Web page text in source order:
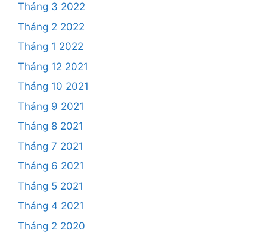
Tháng 3 2022
Tháng 2 2022
Tháng 1 2022
Tháng 12 2021
Tháng 10 2021
Tháng 9 2021
Tháng 8 2021
Tháng 7 2021
Tháng 6 2021
Tháng 5 2021
Tháng 4 2021
Tháng 2 2020